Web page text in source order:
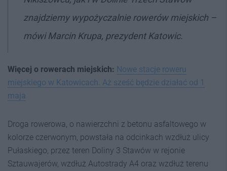
znajdziemy wypożyczalnie rowerów miejskich –
mówi Marcin Krupa, prezydent Katowic.
Więcej o rowerach miejskich: Nowe stacje roweru
miejskiego w Katowicach. Aż sześć będzie działać od 1
maja
Droga rowerowa, o nawierzchni z betonu asfaltowego w
kolorze czerwonym, powstała na odcinkach wzdłuż ulicy
Pułaskiego, przez teren Doliny 3 Stawów w rejonie
Sztauwajerów, wzdłuż Autostrady A4 oraz wzdłuż terenu